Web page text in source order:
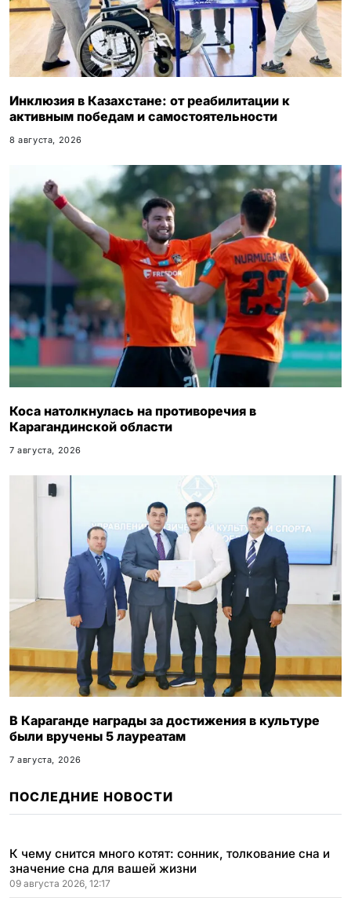
Инклюзия в Казахстане: от реабилитации к
активным победам и самостоятельности
8 августа, 2026
Коса натолкнулась на противоречия в
Карагандинской области
7 августа, 2026
В Караганде награды за достижения в культуре
были вручены 5 лауреатам
7 августа, 2026
ПОСЛЕДНИЕ НОВОСТИ
К чему снится много котят: сонник, толкование сна и
значение сна для вашей жизни
09 августа 2026, 12:17